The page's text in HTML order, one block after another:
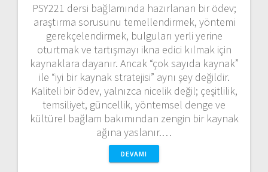
PSY221 dersi bağlamında hazırlanan bir ödev;
araştırma sorusunu temellendirmek, yöntemi
gerekçelendirmek, bulguları yerli yerine
oturtmak ve tartışmayı ikna edici kılmak için
kaynaklara dayanır. Ancak “çok sayıda kaynak”
ile “iyi bir kaynak stratejisi” aynı şey değildir.
Kaliteli bir ödev, yalnızca nicelik değil; çeşitlilik,
temsiliyet, güncellik, yöntemsel denge ve
kültürel bağlam bakımından zengin bir kaynak
ağına yaslanır.…
DEVAMI